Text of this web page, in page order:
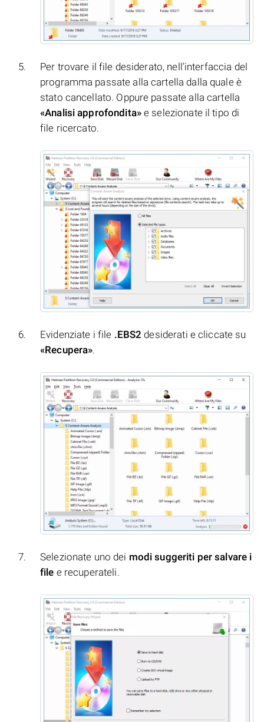
Per trovare il file desiderato, nell’interfaccia del
programma passate alla cartella dalla quale è
stato cancellato. Oppure passate alla cartella
«Analisi approfondita»e selezionate il tipo di
file ricercato.
Evidenziate i file .EBS2 desiderati e cliccate su
«Recupera».
Selezionate uno dei modi suggeriti per salvare i
file e recuperateli.